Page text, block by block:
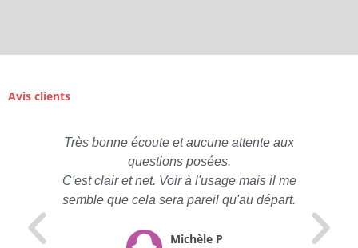
Avis clients
Très bonne écoute et aucune attente aux
questions posées.
C'est clair et net. Voir à l'usage mais il me
semble que cela sera pareil qu'au départ.
Michèle P